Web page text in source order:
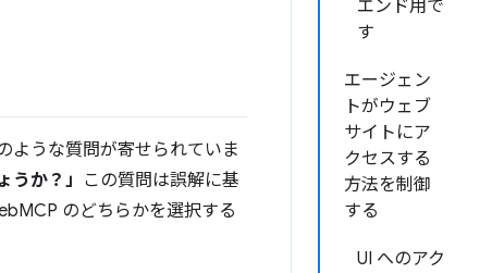
エンド用で
す
エージェン
トがウェブ
サイトにア
クセスする
方法を制御
する
UI へのアク
ような質問が寄せられていま
か？」
この質問は誤解に基
のどちらかを選択する